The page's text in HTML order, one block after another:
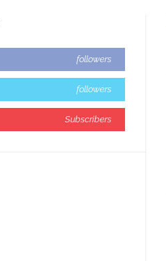
followers
followers
Subscribers